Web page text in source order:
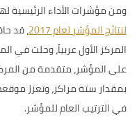
ومن مؤشرات الأداء الرئيسية
لنتائج المؤشر لعام 2017
، قد
بمقدار ستة مراكز، وتعزز
في الترتيب العام للمؤشر.